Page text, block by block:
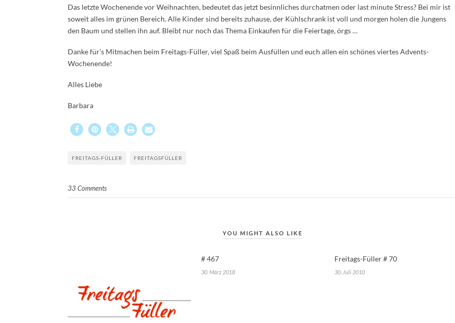
Das letzte Wochenende vor Weihnachten, bedeutet das jetzt besinnliches durchatmen oder last minute Stress? Bei mir ist
soweit alles im grünen Bereich. Alle Kinder sind bereits zuhause, der Kühlschrank ist voll und morgen holen die Jungens
den Baum und stellen ihn auf. Bleibt nur noch das Thema Einkaufen für die Feiertage, örgs …
Danke für’s Mitmachen beim Freitags-Füller, viel Spaß beim Ausfüllen und euch allen ein schönes viertes Advents-
Wochenende!
Alles Liebe
Barbara
FREITAGS-FÜLLER FREITAGSFÜLLER
33 Comments
YOU MIGHT ALSO LIKE
# 467
30. März 2018
Freitags-Füller # 70
30. Juli 2010